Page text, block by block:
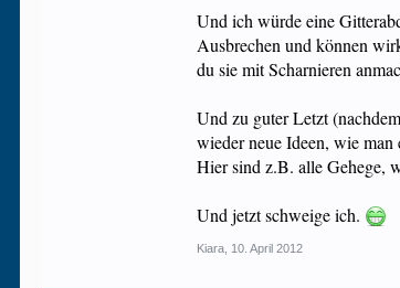
Und ich würde eine
Ausbrechen und können
du sie mit Scharnieren
Und zu guter Letzt
wieder neue Ideen, wie man
Hier sind z.B. alle Gehege,
Und jetzt schweige ich.
Kiara 10. April 2012